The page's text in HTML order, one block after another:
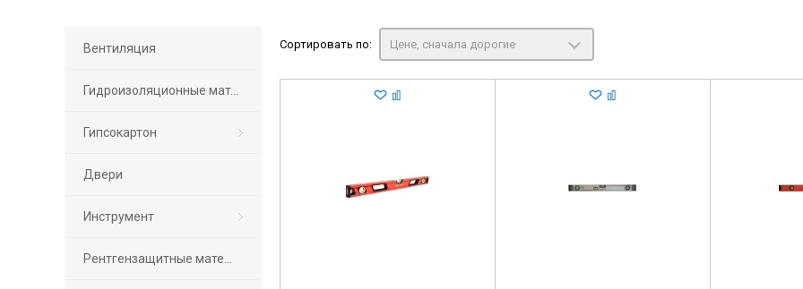
Вентиляция
Гидроизоляционные материалы
Гипсокартон
Двери
Инструмент
Сортировать по: Цене, сначала дорогие